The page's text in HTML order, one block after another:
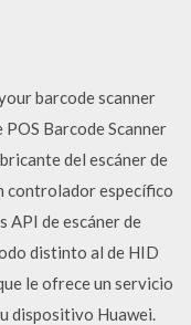
barcode scanner
Barcode Scanner
del escáner de
controlador específico
API de escáner de
distinto al de HID
le ofrece un servicio
dispositivo Huawei.